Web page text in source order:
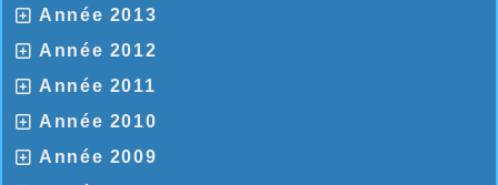
Année 2013
Année 2012
Année 2011
Année 2010
Année 2009